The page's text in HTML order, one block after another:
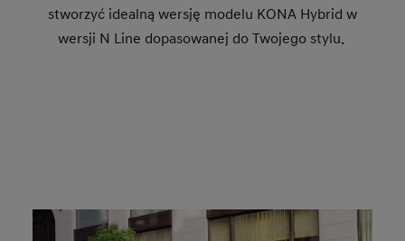
stworzyć idealną wersję modelu KONA Hybrid w
wersji N Line dopasowanej do Twojego stylu.